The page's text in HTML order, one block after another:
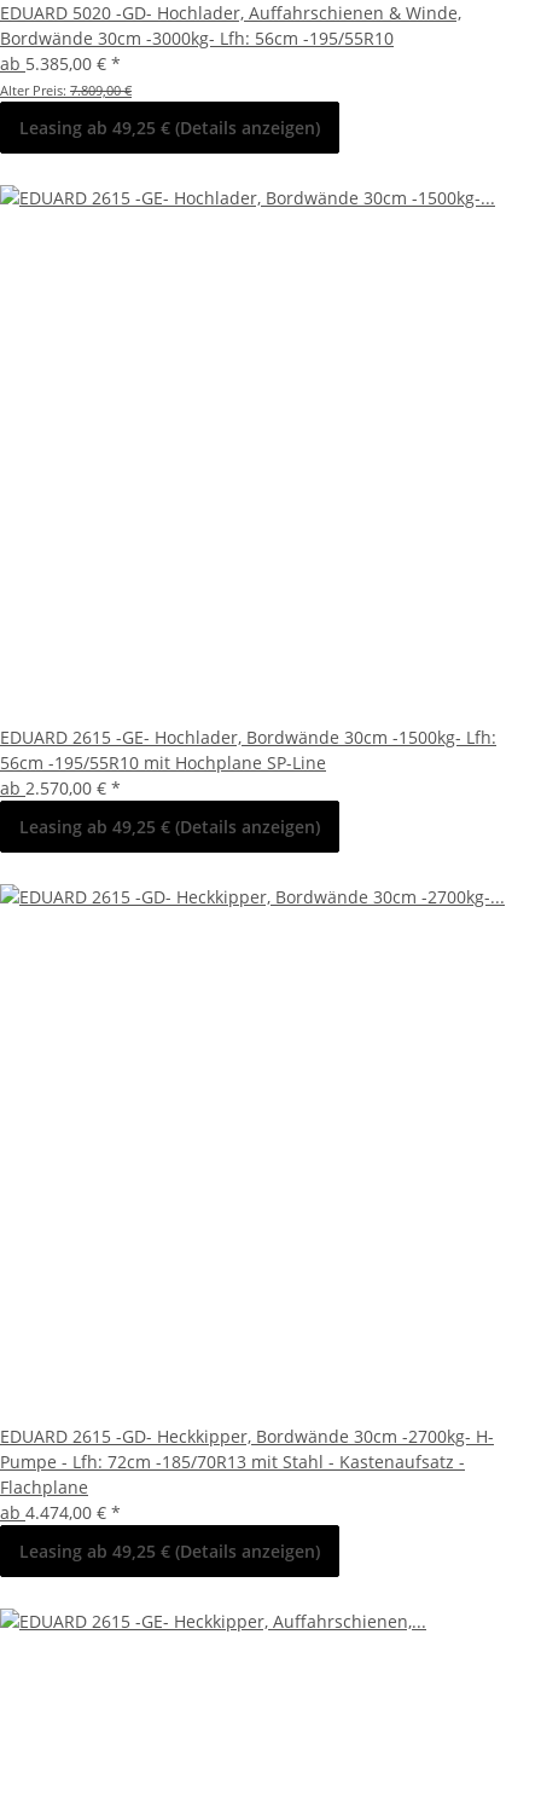
EDUARD 5020 -GD- Hochlader, Auffahrschienen & Winde,
Bordwände 30cm -3000kg- Lfh: 56cm -195/55R10
ab 5.385,00 € *
Alter Preis: 7.809,00 €
Leasing ab 49,25 € (Details anzeigen)
EDUARD 2615 -GE- Hochlader, Bordwände 30cm -1500kg- Lfh:
56cm -195/55R10 mit Hochplane SP-Line
ab 2.570,00 € *
Leasing ab 49,25 € (Details anzeigen)
EDUARD 2615 -GD- Heckkipper, Bordwände 30cm -2700kg- H-
Pumpe - Lfh: 72cm -185/70R13 mit Stahl - Kastenaufsatz -
Flachplane
ab 4.474,00 € *
Leasing ab 49,25 € (Details anzeigen)